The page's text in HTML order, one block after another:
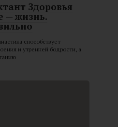
Здоровья
— жизнь.
способствует
и утренней бодрости, а